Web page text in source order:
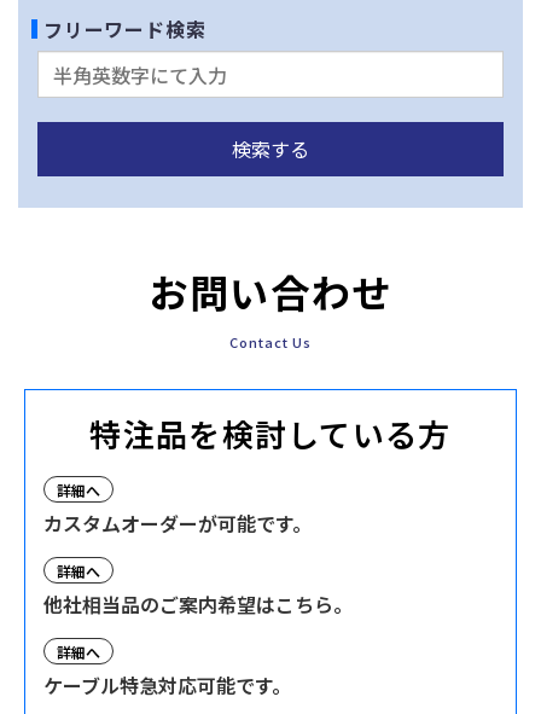
フリーワード検索
お問い合わせ
Contact Us
特注品を検討している方
詳細へ
カスタムオーダーが可能です。
詳細へ
他社相当品のご案内希望はこちら。
詳細へ
ケーブル特急対応可能です。